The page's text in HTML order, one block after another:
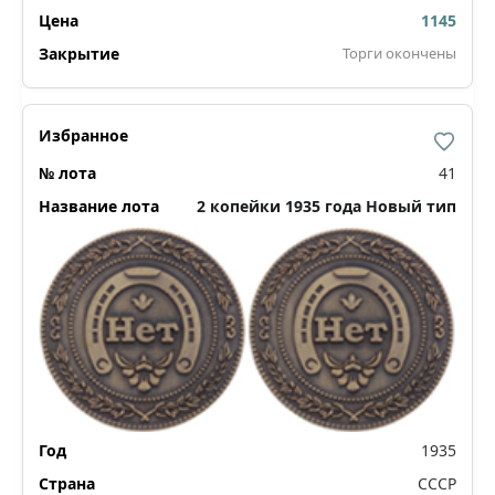
1145
Торги окончены
41
2 копейки 1935 года Новый тип
1935
СССР